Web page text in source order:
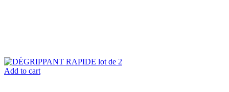
Add to cart